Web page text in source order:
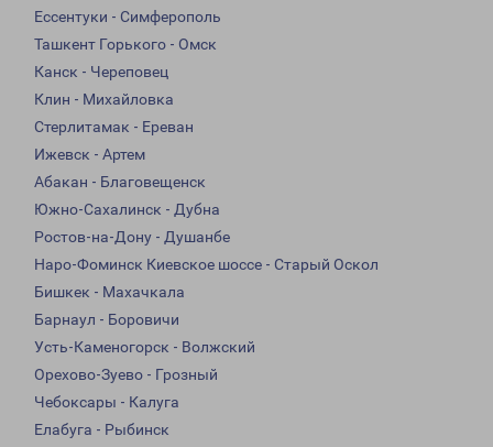
Ессентуки - Симферополь
Ташкент Горького - Омск
Канск - Череповец
Клин - Михайловка
Стерлитамак - Ереван
Ижевск - Артем
Абакан - Благовещенск
Южно-Сахалинск - Дубна
Ростов-на-Дону - Душанбе
Наро-Фоминск Киевское шоссе - Старый Оскол
Бишкек - Махачкала
Барнаул - Боровичи
Усть-Каменогорск - Волжский
Орехово-Зуево - Грозный
Чебоксары - Калуга
Елабуга - Рыбинск